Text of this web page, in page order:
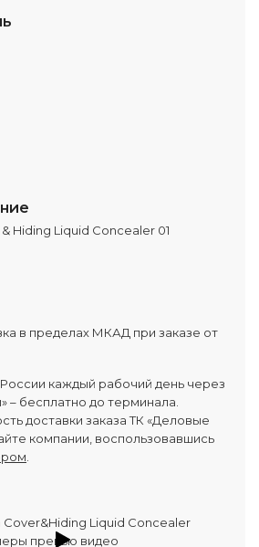
Hiding Liquid Concealer 01
в пределах МКАД при заказе от
каждый рабочий день через
– бесплатно до терминала.
доставки заказа ТК «Деловые
компании, воспользовавшись